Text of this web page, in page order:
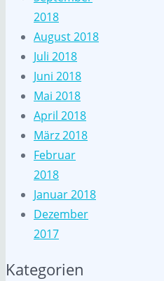
2018
August 2018
Juli 2018
Juni 2018
Mai 2018
April 2018
März 2018
Februar
2018
Januar 2018
Dezember
2017
Kategorien